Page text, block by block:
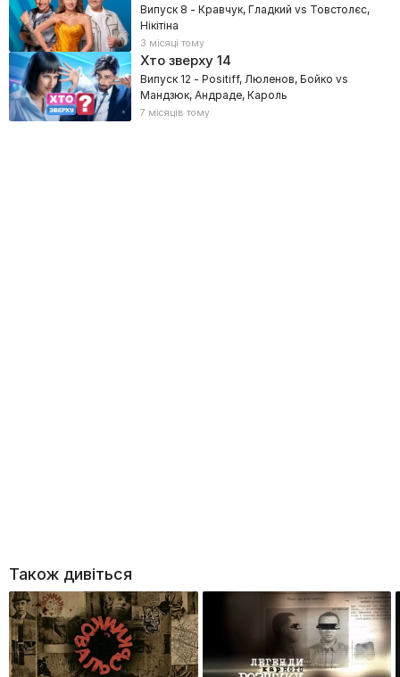
Випуск 8 - Кравчук, Гладкий vs Товстолєс,
Нікітіна
3 місяці тому
Хто зверху14
Випуск 12 - Positiff, Люленов, Бойко vs
Мандзюк, Андраде, Кароль
7 місяців тому
Також дивіться